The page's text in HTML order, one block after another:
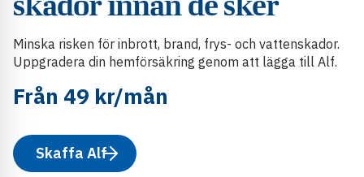
Minska risken för inbrott, brand, frys- och vattenskador.
Uppgradera din hemförsäkring genom att lägga till Alf.
Från 49 kr/mån
Skaffa Alf